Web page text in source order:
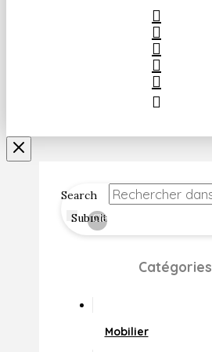
Search
Submit
Clear
Catégories
Mobilier